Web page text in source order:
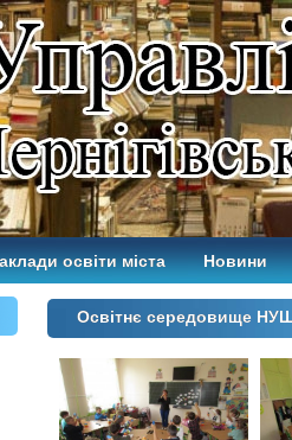
освіти міста Новини
Освітнє середовище